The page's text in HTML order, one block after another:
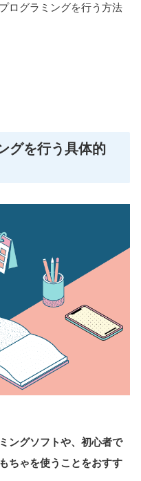
ログラミングを行う方法
グを行う具体的
ングソフトや、初心者で
ちゃを使うことをおすす